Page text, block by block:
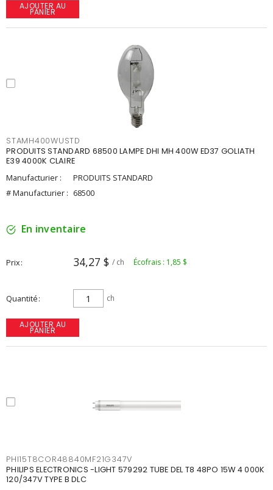
AJOUTER AU
PANIER
STAMH400WUSTD
PRODUITS STANDARD 68500 LAMPE DHI MH 400W ED37 GOLIATH
E39 4000K CLAIRE
Manufacturier :
PRODUITS STANDARD
# Manufacturier : 68500
En inventaire
Prix 34,27 $ / ch Écofrais : 1,85 $
Quantité ch
AJOUTER AU
PANIER
PHI15T8COR48840MF21G347V
PHILIPS ELECTRONICS -LIGHT 579292 TUBE DEL T8 48PO 15W 4 000K
120/347V TYPE B DLC